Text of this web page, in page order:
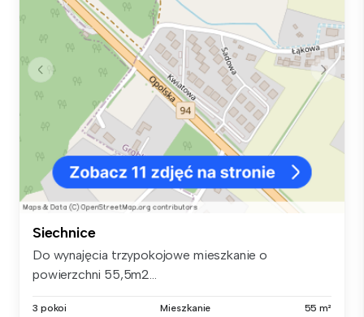
Siechnice
Do wynajęcia trzypokojowe mieszkanie o
powierzchni 55,5m2...
3 pokoi Mieszkanie 55 m²